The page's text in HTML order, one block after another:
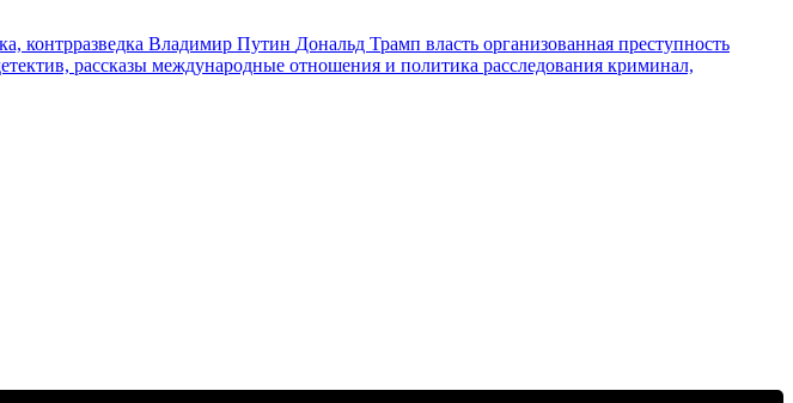
контрразведка Владимир Путин Дональд Трамп власть организованная преступность
рассказы международные отношения и политика расследования криминал,